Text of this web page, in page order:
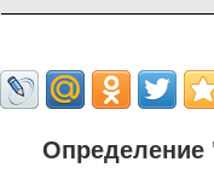
Определение